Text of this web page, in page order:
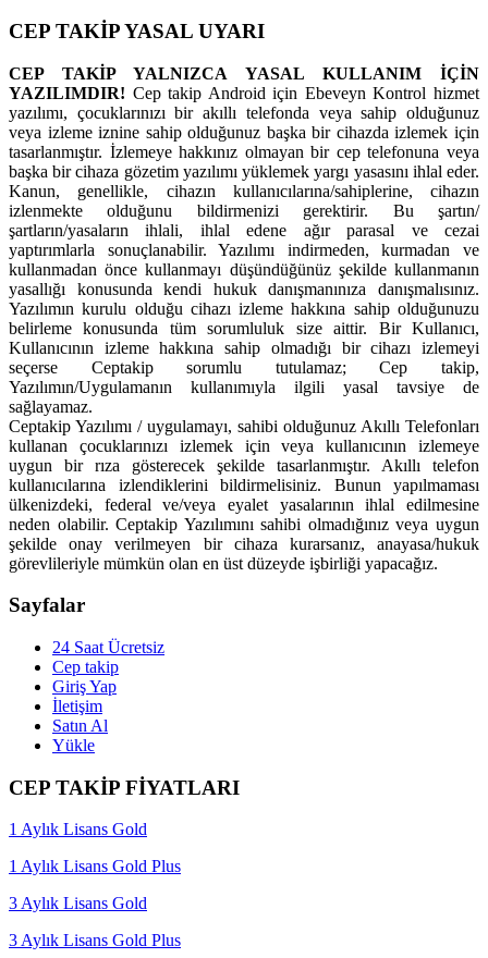
CEP TAKİP YASAL UYARI
CEP TAKİP YALNIZCA YASAL KULLANIM İÇİN
YAZILIMDIR! Cep takip Android için Ebeveyn Kontrol hizmet
yazılımı, çocuklarınızı bir akıllı telefonda veya sahip olduğunuz
veya izleme iznine sahip olduğunuz başka bir cihazda izlemek için
tasarlanmıştır. İzlemeye hakkınız olmayan bir cep telefonuna veya
başka bir cihaza gözetim yazılımı yüklemek yargı yasasını ihlal eder.
Kanun, genellikle, cihazın kullanıcılarına/sahiplerine, cihazın
izlenmekte olduğunu bildirmenizi gerektirir. Bu şartın/
şartların/yasaların ihlali, ihlal edene ağır parasal ve cezai
yaptırımlarla sonuçlanabilir. Yazılımı indirmeden, kurmadan ve
kullanmadan önce kullanmayı düşündüğünüz şekilde kullanmanın
yasallığı konusunda kendi hukuk danışmanınıza danışmalısınız.
Yazılımın kurulu olduğu cihazı izleme hakkına sahip olduğunuzu
belirleme konusunda tüm sorumluluk size aittir. Bir Kullanıcı,
Kullanıcının izleme hakkına sahip olmadığı bir cihazı izlemeyi
seçerse Ceptakip sorumlu tutulamaz; Cep takip,
Yazılımın/Uygulamanın kullanımıyla ilgili yasal tavsiye de
sağlayamaz.
Ceptakip Yazılımı / uygulamayı, sahibi olduğunuz Akıllı Telefonları
kullanan çocuklarınızı izlemek için veya kullanıcının izlemeye
uygun bir rıza gösterecek şekilde tasarlanmıştır. Akıllı telefon
kullanıcılarına izlendiklerini bildirmelisiniz. Bunun yapılmaması
ülkenizdeki, federal ve/veya eyalet yasalarının ihlal edilmesine
neden olabilir. Ceptakip Yazılımını sahibi olmadığınız veya uygun
şekilde onay verilmeyen bir cihaza kurarsanız, anayasa/hukuk
görevlileriyle mümkün olan en üst düzeyde işbirliği yapacağız.
Sayfalar
24 Saat Ücretsiz
Cep takip
Giriş Yap
İletişim
Satın Al
Yükle
CEP TAKİP FİYATLARI
1 Aylık Lisans Gold
1 Aylık Lisans Gold Plus
3 Aylık Lisans Gold
3 Aylık Lisans Gold Plus